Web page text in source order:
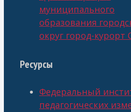
муниципального
образования
округ город-курорт
Ресурсы
Федеральный
педагогических